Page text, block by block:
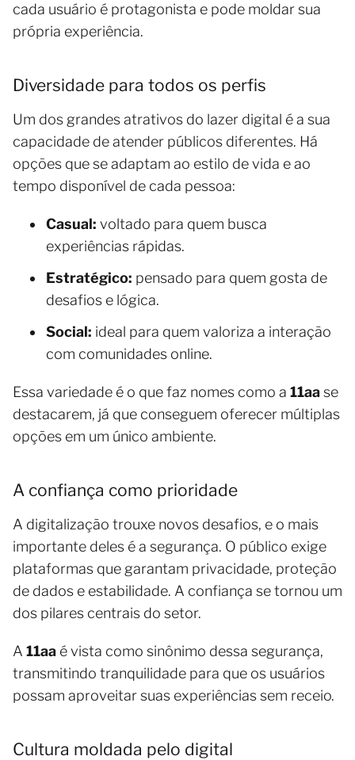
cada usuário é protagonista e pode moldar sua
própria experiência.
Diversidade para todos os perfis
Um dos grandes atrativos do lazer digital é a sua
capacidade de atender públicos diferentes. Há
opções que se adaptam ao estilo de vida e ao
tempo disponível de cada pessoa:
Casual: voltado para quem busca
experiências rápidas.
Estratégico: pensado para quem gosta de
desafios e lógica.
Social: ideal para quem valoriza a interação
com comunidades online.
Essa variedade é o que faz nomes como a 11aase
destacarem, já que conseguem oferecer múltiplas
opções em um único ambiente.
A confiança como prioridade
A digitalização trouxe novos desafios, e o mais
importante deles é a segurança. O público exige
plataformas que garantam privacidade, proteção
de dados e estabilidade. A confiança se tornou um
dos pilares centrais do setor.
A 11aa é vista como sinônimo dessa segurança,
transmitindo tranquilidade para que os usuários
possam aproveitar suas experiências sem receio.
Cultura moldada pelo digital